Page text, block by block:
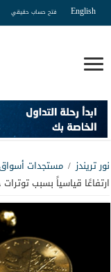
English فتح حساب حقيقي
نور تريندز / مستجدات
ارتفاعًا قياسياً بسبب